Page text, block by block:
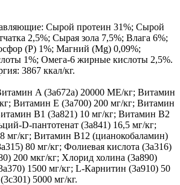
Сырой протеин 31%; Сырой
2,5%; Сырая зола 7,5%; Влага 6%;
(P) 1%; Магний (Mg) 0,09%;
1%; Омега-6 жирные кислоты 2,5%.
3867 ккал/кг.
A (3a672a) 20000 МЕ/кг; Витамин
Витамин Е (3а700) 200 мг/кг; Витамин
B1 (3a821) 10 мг/кг; Витамин B2
D-пантотенат (3a841) 16,5 мг/кг;
мг/кг; Витамин B12 (цианокобаламин)
80 мг/кг; Фолиевая кислота (3a316)
200 мкг/кг; Хлорид холина (3a890)
1500 мг/кг; L-Карнитин (3a910) 50
5000 мг/кг.